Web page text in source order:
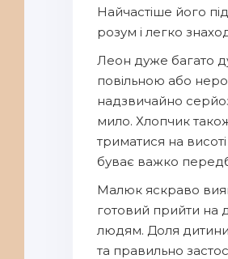
Найчастіше його
розум і легко
Леон дуже багато
повільною або
надзвичайно
мило. Хлопчик
триматися на
буває важко
Малюк яскраво
готовий прийти на
людям. Доля дитини
та правильно